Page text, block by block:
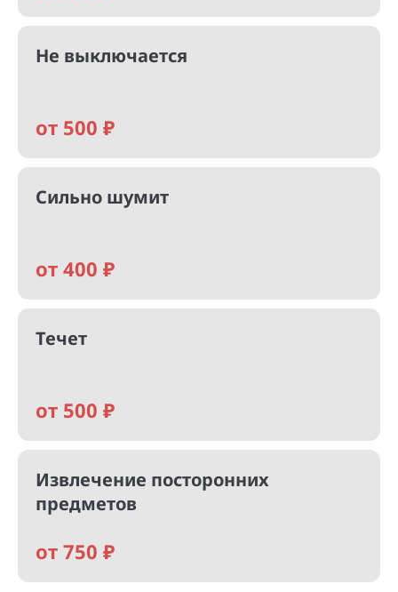
Не выключается
от 500 ₽
Сильно шумит
от 400 ₽
Течет
от 500 ₽
Извлечение посторонних
предметов
от 750 ₽